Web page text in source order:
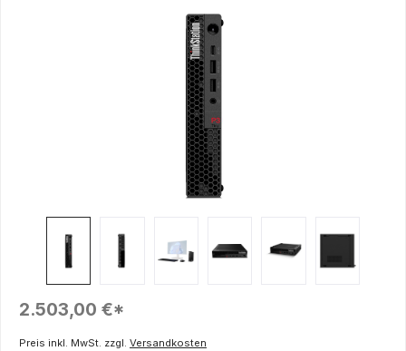
Regulärer Preis:
2.503,00 €*
Preis inkl. MwSt. zzgl. Versandkosten